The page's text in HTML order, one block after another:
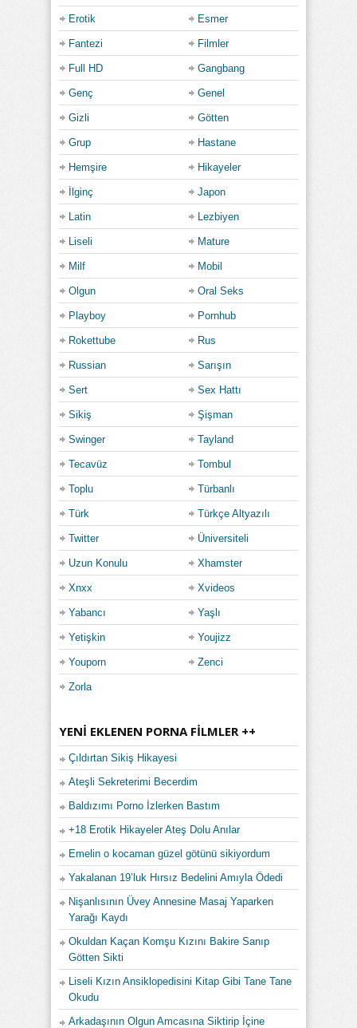
Erotik Esmer
Fantezi Filmler
Full HD Gangbang
Genç Genel
Gizli Götten
Grup Hastane
Hemşire Hikayeler
İlginç Japon
Latin Lezbiyen
Liseli Mature
Milf Mobil
Olgun Oral Seks
Playboy Pornhub
Rokettube Rus
Russian Sarışın
Sert Sex Hattı
Sikiş Şişman
Swinger Tayland
Tecavüz Tombul
Toplu Türbanlı
Türk Türkçe Altyazılı
Twitter Üniversiteli
Uzun Konulu Xhamster
Xnxx Xvideos
Yabancı Yaşlı
Yetişkin Youjizz
Youporn Zenci
Zorla
YENI EKLENEN PORNA FILMLER ++
Çıldırtan Sikiş Hikayesi
Ateşli Sekreterimi Becerdim
Baldızımı Porno İzlerken Bastım
+18 Erotik Hikayeler Ateş Dolu Anılar
Emelin o kocaman güzel götünü sikiyordum
Yakalanan 19’luk Hırsız Bedelini Amıyla Ödedi
Nişanlısının Üvey Annesine Masaj Yaparken
Yarağı Kaydı
Okuldan Kaçan Komşu Kızını Bakire Sanıp
Götten Sikti
Liseli Kızın Ansiklopedisini Kitap Gibi Tane Tane
Okudu
Arkadaşının Olgun Amcasına Siktirip İçine